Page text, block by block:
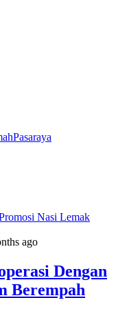
Pasaraya
Nasi Lemak
ago
Dengan
Berempah